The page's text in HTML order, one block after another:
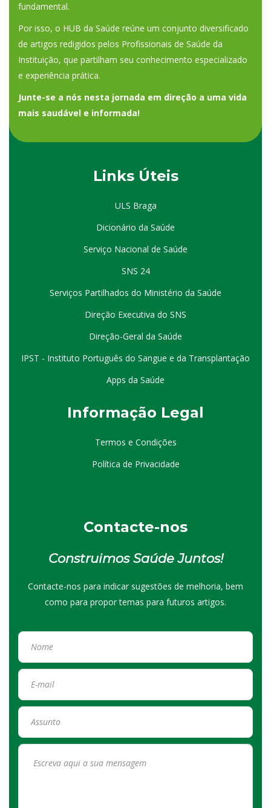
fundamental.
Por isso, o HUB da Saúde reúne um conjunto diversificado
de artigos redigidos pelos Profissionais de Saúde da
Instituição, que partilham seu conhecimento especializado
e experiência prática.
Junte-se a nós nesta jornada em direção a uma vida
mais saudável e informada!
Links Úteis
ULS Braga
Dicionário da Saúde
Serviço Nacional de Saúde
SNS 24
Serviços Partilhados do Ministério da Saúde
Direção Executiva do SNS
Direção-Geral da Saúde
IPST - Instituto Português do Sangue e da Transplantação
Apps da Saúde
Informação Legal
Termos e Condições
Política de Privacidade
Contacte-nos
Construimos Saúde Juntos!
Contacte-nos para indicar sugestões de melhoria, bem
como para propor temas para futuros artigos.